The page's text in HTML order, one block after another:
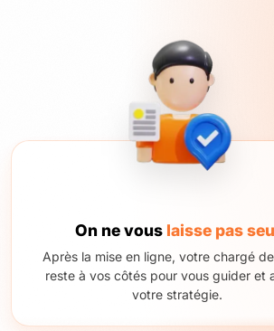
On ne vous laisse pas
Après la mise en ligne, votre chargé
reste à vos côtés pour vous guider et
votre stratégie.